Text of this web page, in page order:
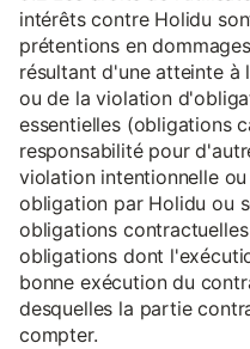
intérêts contre Holidu
prétentions en
résultant d'une atteinte à
ou de la violation
essentielles (obligations
responsabilité pour
violation intentionnelle
obligation par Holidu ou
obligations
obligations dont
bonne exécution du
desquelles la partie
compter.